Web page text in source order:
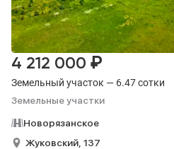
Земельный участок — 6.47 сотки
Земельные участки
4 212 000 ₽
Новорязанское
Жуковский, 137